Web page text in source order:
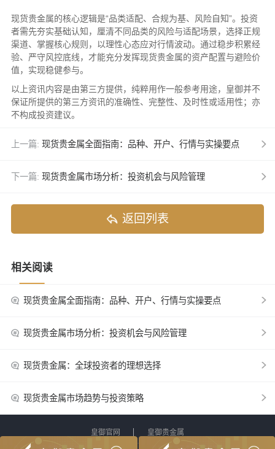
现货贵金属的核心逻辑是“品类适配、合规为基、风险自知”。投资
者需先夯实基础认知，厘清不同品类的风险与适配场景，选择正规
渠道、掌握核心规则，以理性心态应对行情波动。通过稳步积累经
验、严守风控底线，才能充分发挥现货贵金属的资产配置与避险价
值，实现稳健参与。
以上资讯内容是由第三方提供，纯粹用作一般参考用途，皇御并不
保证所提供的第三方资讯的准确性、完整性、及时性或适用性；亦
不构成投资建议。
上一篇: 现货贵金属全面指南：品种、开户、行情与实操要点
下一篇: 现货贵金属市场分析：投资机会与风险管理
返回列表
相关阅读
现货贵金属全面指南：品种、开户、行情与实操要点
现货贵金属市场分析：投资机会与风险管理
现货贵金属：全球投资者的理想选择
现货贵金属市场趋势与投资策略
皇御官网 皇御贵金属